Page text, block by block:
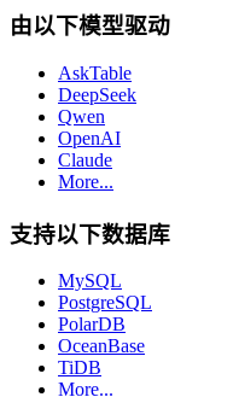
由以下模型驱动
AskTable
DeepSeek
Qwen
OpenAI
Claude
More...
支持以下数据库
MySQL
PostgreSQL
PolarDB
OceanBase
TiDB
More...